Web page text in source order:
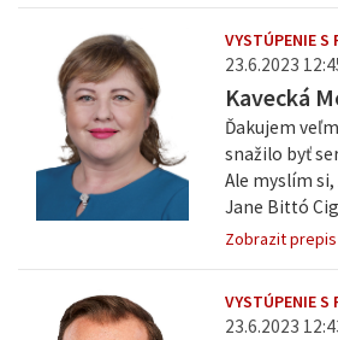
VYSTÚPENIE S
23.6.2023
Kavecká
Ďakujem
snažilo byť
Ale myslím
Jane Bittó
Zobrazit prepis
VYSTÚPENIE S
23.6.2023